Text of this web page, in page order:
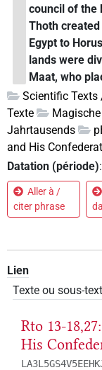
council of the
Thoth
Egypt to
lands were
Maat, who
Scientific Texts
Texte
Jahrtausends
and His
Datation (période):
Aller à /
citer phrase
Lien
Texte ou sous-
Rto 13-
His